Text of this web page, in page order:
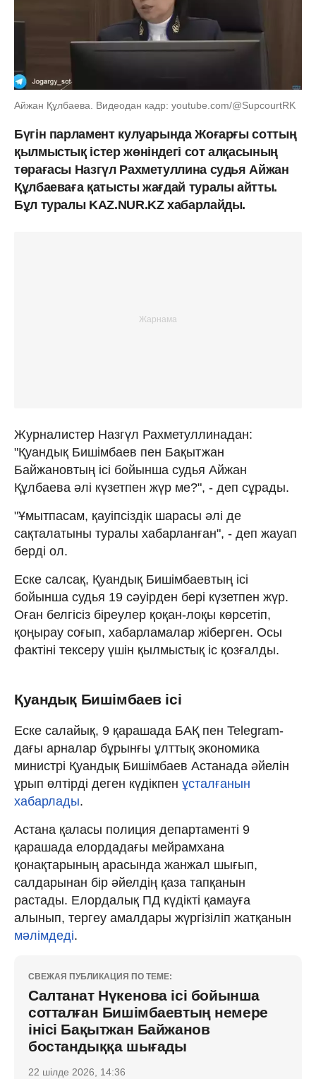
Айжан Құлбаева. Видеодан кадр: youtube.com/@SupcourtRK
Бүгін парламент кулуарында Жоғарғы соттың
қылмыстық істер жөніндегі сот алқасының
төрағасы Назгүл Рахметуллина судья Айжан
Құлбаеваға қатысты жағдай туралы айтты.
Бұл туралы KAZ.NUR.KZ хабарлайды.
Журналистер Назгүл Рахметуллинадан:
"Қуандық Бишімбаев пен Бақытжан
Байжановтың ісі бойынша судья Айжан
Құлбаева әлі күзетпен жүр ме?", - деп сұрады.
"Ұмытпасам, қауіпсіздік шарасы әлі де
сақталатыны туралы хабарланған", - деп жауап
берді ол.
Еске салсақ, Қуандық Бишімбаевтың ісі
бойынша судья 19 сәуірден бері күзетпен жүр.
Оған белгісіз біреулер қоқан-лоқы көрсетіп,
қоңырау соғып, хабарламалар жіберген. Осы
фактіні тексеру үшін қылмыстық іс қозғалды.
Қуандық Бишімбаев ісі
Еске салайық, 9 қарашада БАҚ пен Telegram-
дағы арналар бұрынғы ұлттық экономика
министрі Қуандық Бишімбаев Астанада әйелін
ұрып өлтірді деген күдікпен ұсталғанын
хабарлады.
Астана қаласы полиция департаменті 9
қарашада елордадағы мейрамхана
қонақтарының арасында жанжал шығып,
салдарынан бір әйелдің қаза тапқанын
растады. Елордалық ПД күдікті қамауға
алынып, тергеу амалдары жүргізіліп жатқанын
мәлімдеді.
СВЕЖАЯ ПУБЛИКАЦИЯ ПО ТЕМЕ:
Салтанат Нүкенова ісі бойынша
сотталған Бишімбаевтың немере
інісі Бақытжан Байжанов
бостандыққа шығады
22 шілде 2026, 14:36